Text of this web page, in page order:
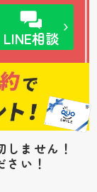
LINE相談
ません！
い！